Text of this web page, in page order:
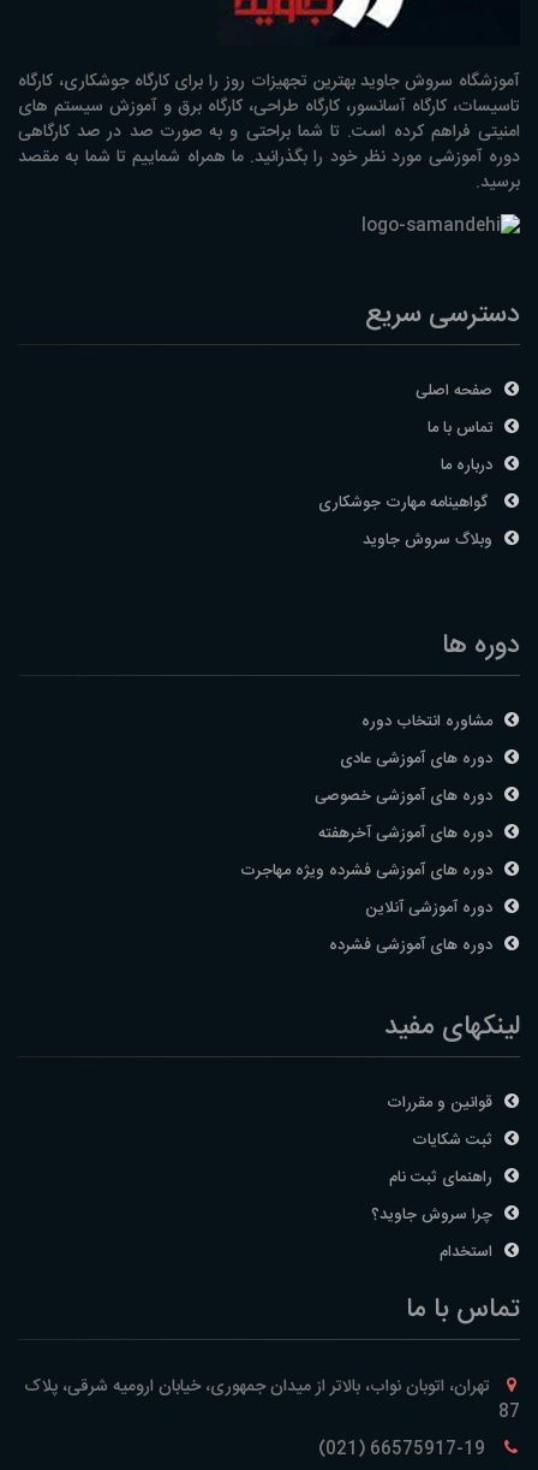
آموزشگاه سروش جاوید بهترین تجهیزات روز را برای کارگاه جوشکاری، کارگاه
تاسیسات، کارگاه آسانسور، کارگاه طراحی، کارگاه برق و آموزش سیستم های
امنیتی فراهم کرده است. تا شما براحتی و به صورت صد در صد کارگاهی
دوره آموزشی مورد نظر خود را بگذرانید. ما همراه شماییم تا شما به مقصد
برسید.
دسترسی سریع
صفحه اصلی
تماس با ما
درباره ما
گواهینامه مهارت جوشکاری
وبلاگ سروش جاوید
دوره ها
مشاوره انتخاب دوره
دوره های آموزشی عادی
دوره های آموزشی خصوصی
دوره های آموزشی آخرهفته
دوره های آموزشی فشرده ویژه مهاجرت
دوره آموزشی آنلاین
دوره های آموزشی فشرده
لینکهای مفید
قوانین و مقررات
ثبت شکایات
راهنمای ثبت نام
چرا سروش جاوید؟
استخدام
تماس با ما
تهران، اتوبان نواب، بالاتر از میدان جمهوری، خیابان ارومیه شرقی، پلاک
87